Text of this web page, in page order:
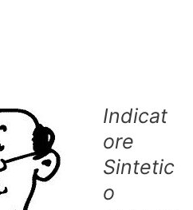
Indicat
ore
Sintetic
o